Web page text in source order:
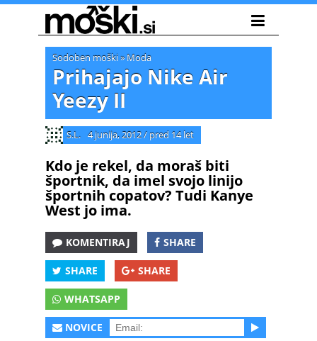
Sodoben moški» Moda
Prihajajo Nike Air
Yeezy II
S.L. 4 junija, 2012/ pred 14 let
Kdo je rekel, da moraš biti
športnik, da imel svojo linijo
športnih copatov? Tudi Kanye
West jo ima.
KOMENTIRAJ SHARE
SHARE SHARE
WHATSAPP
NOVICE